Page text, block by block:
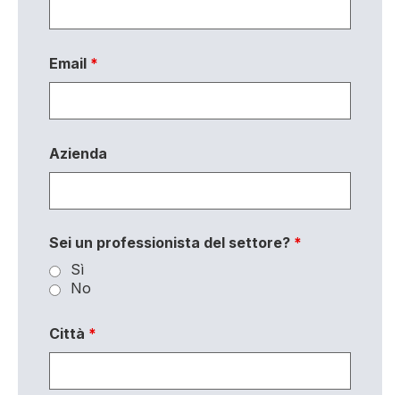
Email *
Azienda
Sei un professionista del settore? *
Sì
No
Città *